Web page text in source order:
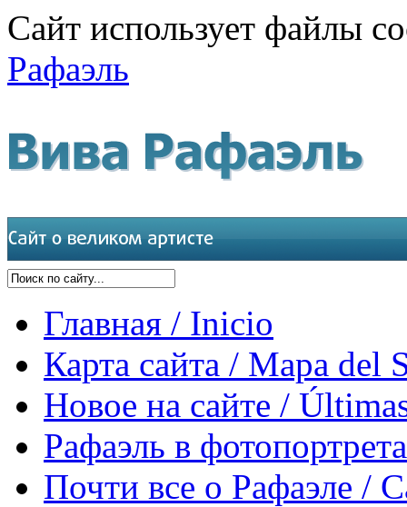
Сайт использует файлы
Рафаэль
Главная / Inicio
Карта сайта / Mapa del
Новое на сайте /
Рафаэль в
Почти все о Рафаэле /